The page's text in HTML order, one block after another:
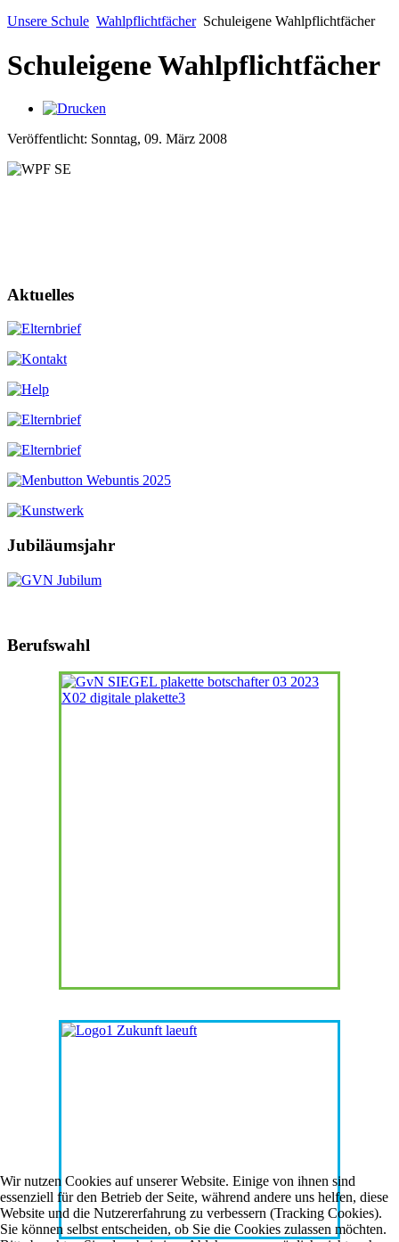
Unsere Schule Wahlpflichtfächer Schuleigene Wahlpflichtfächer
Schuleigene Wahlpflichtfächer
Veröffentlicht: Sonntag, 09. März 2008
Aktuelles
Jubiläumsjahr
Berufswahl
Wir nutzen Cookies auf unserer Website. Einige von ihnen sind
essenziell für den Betrieb der Seite, während andere uns helfen, diese
Website und die Nutzererfahrung zu verbessern (Tracking Cookies).
Sie können selbst entscheiden, ob Sie die Cookies zulassen möchten.